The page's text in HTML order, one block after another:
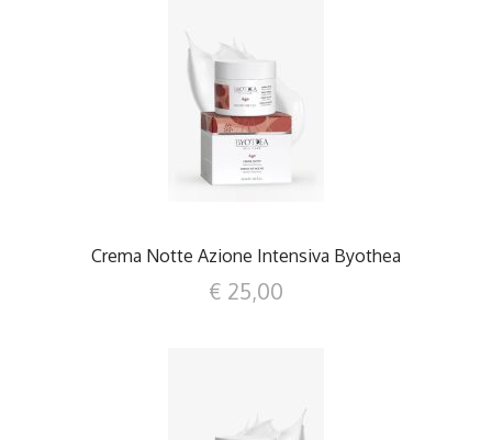
DETTAGLI
Crema Notte Azione Intensiva Byothea
€ 25,00